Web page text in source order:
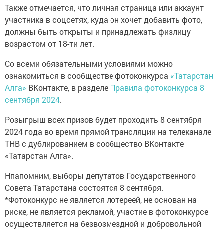
Также отмечается, что личная страница или аккаунт
участника в соцсетях, куда он хочет добавить фото,
должны быть открыты и принадлежать физлицу
возрастом от 18-ти лет.
Со всеми обязательными условиями можно
ознакомиться в сообществе фотоконкурса «Татарстан
Алга» ВКонтакте, в разделе Правила фотоконкурса 8
сентября 2024.
Розыгрыш всех призов будет проходить 8 сентября
2024 года во время прямой трансляции на телеканале
ТНВ с дублированием в сообщество ВКонтакте
«Татарстан Алга».
Нпапомним, выборы депутатов Государственного
Совета Татарстана состоятся 8 сентября.
*Фотоконкурс не является лотереей, не основан на
риске, не является рекламой, участие в фотоконкурсе
осуществляется на безвозмездной и добровольной